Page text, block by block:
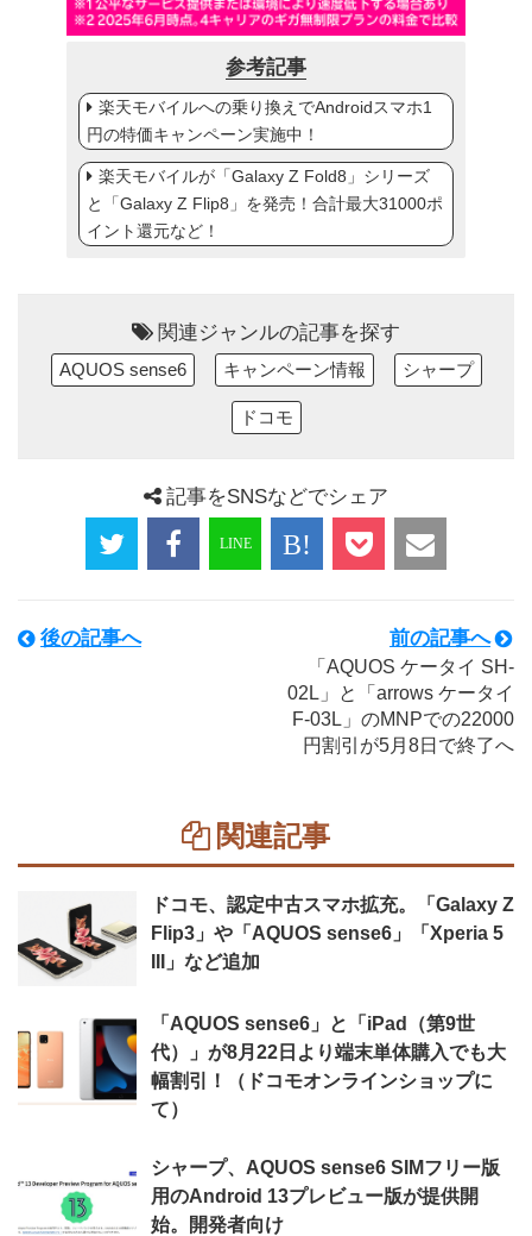
参考記事
楽天モバイルへの乗り換えでAndroidスマホ1
円の特価キャンペーン実施中！
楽天モバイルが「Galaxy Z Fold8」シリーズ
と「Galaxy Z Flip8」を発売！合計最大31000ポ
イント還元など！
関連ジャンルの記事を探す
AQUOS sense6 キャンペーン情報 シャープ
ドコモ
記事をSNSなどでシェア
後の記事へ 前の記事へ
「AQUOS ケータイ SH-
02L」と「arrows ケータイ
F-03L」のMNPでの22000
円割引が5月8日で終了へ
関連記事
ドコモ、認定中古スマホ拡充。「Galaxy Z
Flip3」や「AQUOS sense6」「Xperia 5
III」など追加
「AQUOS sense6」と「iPad（第9世
代）」が8月22日より端末単体購入でも大
幅割引！（ドコモオンラインショップに
て）
シャープ、AQUOS sense6 SIMフリー版
用のAndroid 13プレビュー版が提供開
始。開発者向け